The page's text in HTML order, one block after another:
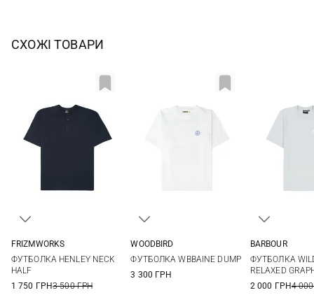
СХОЖІ ТОВАРИ
FRIZMWORKS
ФУТБОЛКА HENLEY NECK
HALF
1 750 ГРН3 500 ГРН
WOODBIRD
ФУТБОЛКА WBBAINE DUMP
3 300 ГРН
XXL
3XL
BARBOUR
ФУТБОЛКА
RELAXED
2 000 ГРН4